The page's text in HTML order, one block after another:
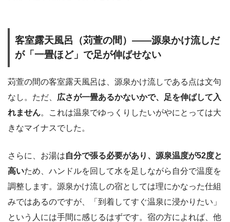
客室露天風呂（苅萱の間）――源泉かけ流しだ
が「一畳ほど」で足が伸ばせない
苅萱の間の客室露天風呂は、源泉かけ流しである点は文句
なし。ただ、 広さが一畳あるかないかで、足を伸ばして入
れません。これは温泉でゆっくりしたいがやにとっては大
きなマイナスでした。
さらに、お湯は自分で張る必要があり、源泉温度が52度と
高いため、ハンドルを回して水を足しながら自分で温度を
調整します。源泉かけ流しの宿としては理にかなった仕組
みではあるのですが、「到着してすぐ温泉に浸かりたい」
という人には手間に感じるはずです。宿の方によれば、他